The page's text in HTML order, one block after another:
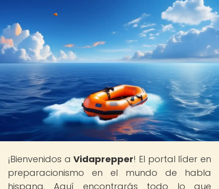
¡Bienvenidos aVidaprepper! El portal líder en
preparacionismo en el mundo de habla
hispana. Aquí encontrarás todo lo que